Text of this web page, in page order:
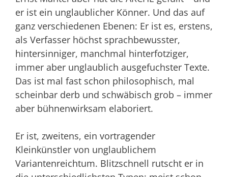
er ist ein unglaublicher Könner. Und das auf
ganz verschiedenen Ebenen: Er ist es, erstens,
als Verfasser höchst sprachbewusster,
hintersinniger, manchmal hinterfotziger,
immer aber unglaublich ausgefuchster Texte.
Das ist mal fast schon philosophisch, mal
scheinbar derb und schwäbisch grob – immer
aber bühnenwirksam elaboriert.
Er ist, zweitens, ein vortragender
Kleinkünstler von unglaublichem
Variantenreichtum. Blitzschnell rutscht er in